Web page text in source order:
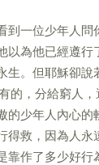
到一位少年人問
以為他已經遵行
生。但耶穌卻說
的，分給窮人
的少年人內心的
得救，因為人永
靠作了多少好行